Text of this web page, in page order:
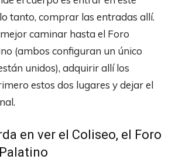
tanto, comprar las entradas allí.
caminar hasta el Foro
(ambos configuran un único
unidos), adquirir allí los
estos dos lugares y dejar el
en ver el Coliseo, el Foro